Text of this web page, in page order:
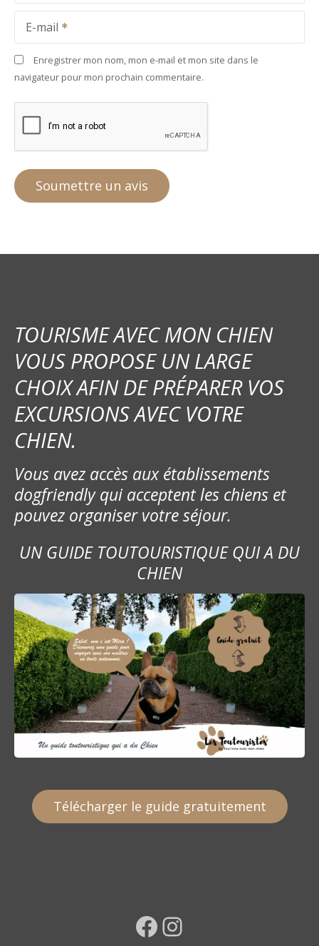
E-mail
Enregistrer mon nom, mon e-mail et mon site dans le
navigateur pour mon prochain commentaire.
TOURISME AVEC MON CHIEN
VOUS PROPOSE UN LARGE
CHOIX AFIN DE PRÉPARER VOS
EXCURSIONS AVEC VOTRE
CHIEN.
Vous avez accès aux établissements
dogfriendly qui acceptent les chiens et
pouvez organiser votre séjour.
UN GUIDE TOUTOURISTIQUE QUI A DU
CHIEN
Télécharger le guide gratuitement
Facebook Instagram